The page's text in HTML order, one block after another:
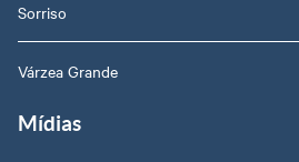
Sorriso
Várzea Grande
Mídias